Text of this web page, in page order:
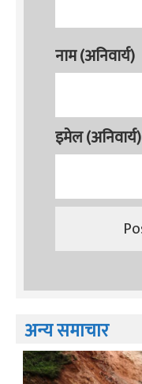
नाम (अनिवार्य)
इमेल (अनिवार्य)
अन्य समाचार